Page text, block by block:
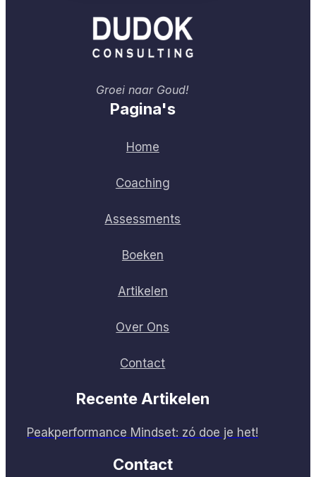
Groei naar Goud!
Pagina's
Home
Coaching
Assessments
Boeken
Artikelen
Over Ons
Contact
Recente Artikelen
Peakperformance Mindset: zó doe je het!
Contact